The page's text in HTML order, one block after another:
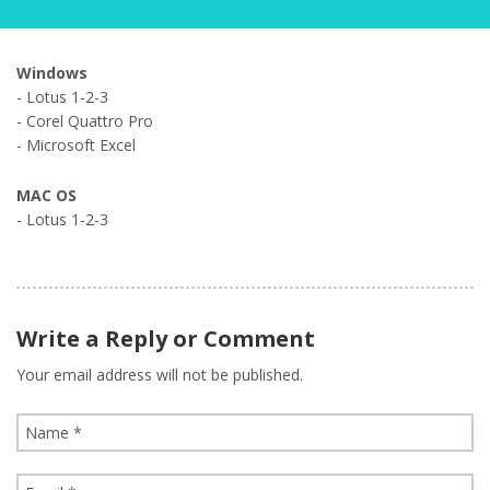
Windows
- Lotus 1-2-3
- Corel Quattro Pro
- Microsoft Excel
MAC OS
- Lotus 1-2-3
Write a Reply or Comment
Your email address will not be published.